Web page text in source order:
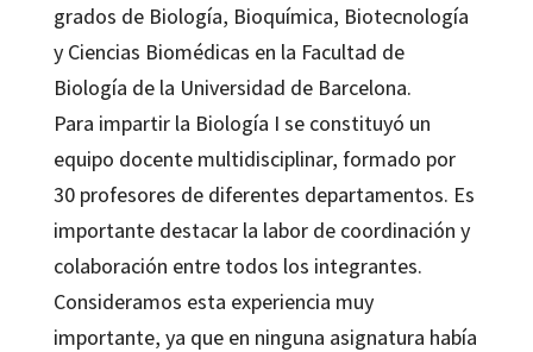
grados de Biología, Bioquímica, Biotecnología
y Ciencias Biomédicas en la Facultad de
Biología de la Universidad de Barcelona.
Para impartir la Biología I se constituyó un
equipo docente multidisciplinar, formado por
30 profesores de diferentes departamentos. Es
importante destacar la labor de coordinación y
colaboración entre todos los integrantes.
Consideramos esta experiencia muy
importante, ya que en ninguna asignatura había